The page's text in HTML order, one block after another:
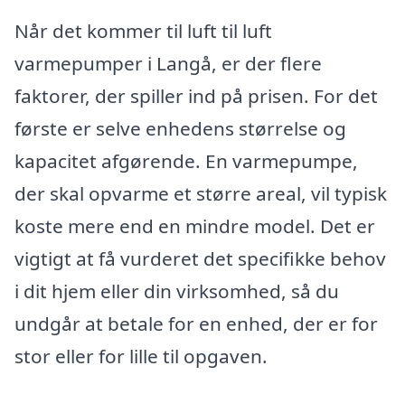
Når det kommer til luft til luft
varmepumper i Langå, er der flere
faktorer, der spiller ind på prisen. For det
første er selve enhedens størrelse og
kapacitet afgørende. En varmepumpe,
der skal opvarme et større areal, vil typisk
koste mere end en mindre model. Det er
vigtigt at få vurderet det specifikke behov
i dit hjem eller din virksomhed, så du
undgår at betale for en enhed, der er for
stor eller for lille til opgaven.